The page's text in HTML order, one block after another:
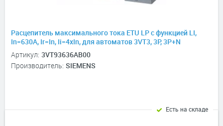
Расцепитель максимального тока ETU LP с функцией LI,
In=630А, Ir=In, Ii=4xIn, для автоматов 3VT3, 3P, 3P+N
Артикул: 3VT93636AB00
Производитель: SIEMENS
Есть на складе